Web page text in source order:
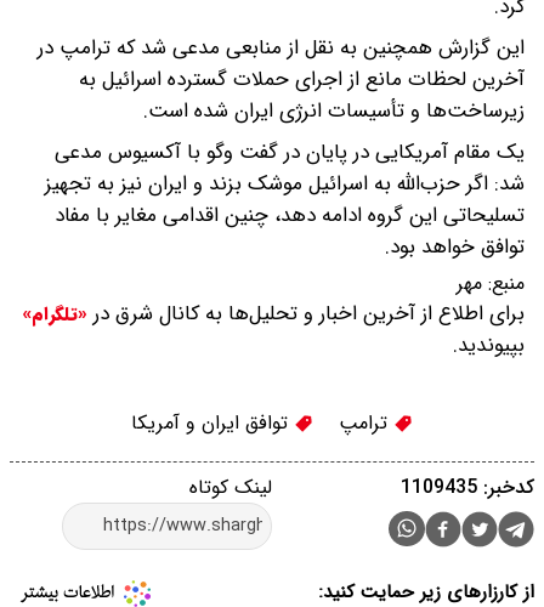
این گزارش همچنین به نقل از منابعی مدعی شد که ترامپ در
آخرین لحظات مانع از اجرای حملات گسترده اسرائیل به
زیرساخت‌ها و تأسیسات انرژی ایران شده است.
یک مقام آمریکایی در پایان در گفت وگو با آکسیوس مدعی
شد: اگر حزب‌الله به اسرائیل موشک بزند و ایران نیز به تجهیز
تسلیحاتی این گروه ادامه دهد، چنین اقدامی مغایر با مفاد
توافق خواهد بود.
منبع: مهر
برای اطلاع از آخرین اخبار و تحلیل‌ها به کانال شرق در «تلگرام»
بپیوندید.
ترامپ توافق ایران و آمریکا
لینک کوتاه کدخبر: 1109435
از کارزارهای زیر حمایت کنید: